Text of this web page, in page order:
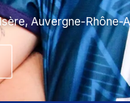
Auvergne-Rhône-